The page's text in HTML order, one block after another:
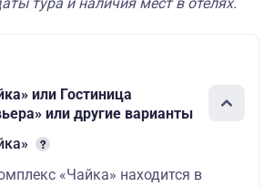
тура и наличия мест в отелях.
или Гостиница
или другие варианты
«Чайка» находится в